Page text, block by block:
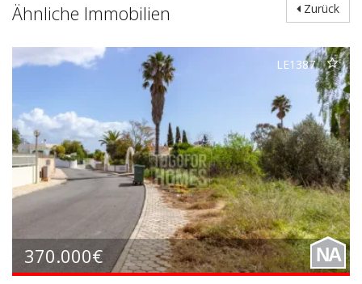
Zurück
Ähnliche Immobilien
LE1387
370.000€ NA